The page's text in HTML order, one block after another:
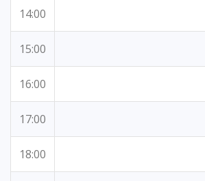
14:00
15:00
16:00
17:00
18:00